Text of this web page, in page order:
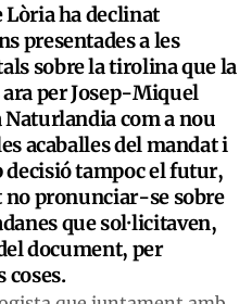
Lòria ha declinat
presentades a les
sobre la tirolina que la
per Josep-Miquel
com a nou
acaballes del mandat i
decisió tampoc el futur,
pronunciar-se sobre
que sol·licitaven,
document, per
coses.